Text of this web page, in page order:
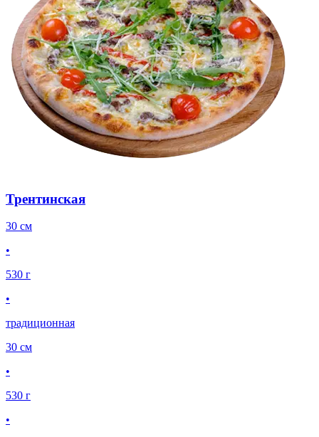
Трентинская
30 см
•
530 г
•
традиционная
30 см
•
530 г
•